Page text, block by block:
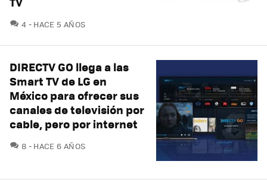
4 COMENTARIOS
HACE 5 AÑOS
DIRECTV GO llega a las
Smart TV de LG en
México para ofrecer sus
canales de televisión por
cable, pero por internet
8 COMENTARIOS
HACE 6 AÑOS